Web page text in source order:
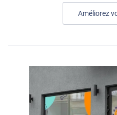
Améliorez